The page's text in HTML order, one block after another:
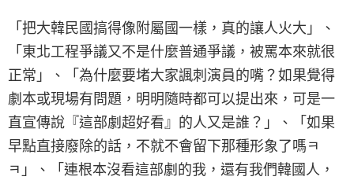
「把大韓民國搞得像附屬國一樣，真的讓人火大」、
「東北工程爭議又不是什麼普通爭議，被罵本來就很
正常」、「為什麼要堵大家諷刺演員的嘴？如果覺得
劇本或現場有問題，明明隨時都可以提出來，可是一
直宣傳說『這部劇超好看』的人又是誰？」、「如果
早點直接廢除的話，不就不會留下那種形象了嗎ㅋ
ㅋ」、「連根本沒看這部劇的我，還有我們韓國人，